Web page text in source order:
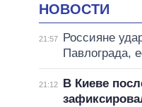
НОВОСТИ
21:57
Россияне
Павлограда,
21:12
В Киеве